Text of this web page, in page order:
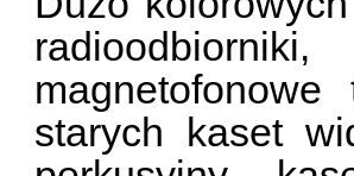
starych kaset